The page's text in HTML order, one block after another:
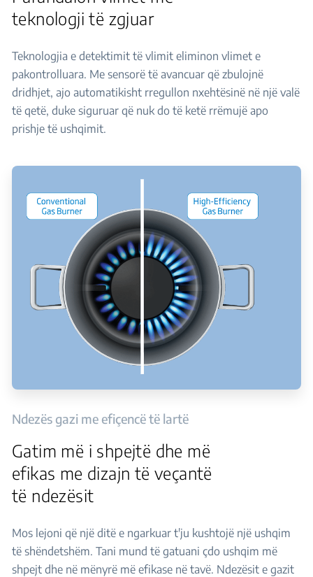
teknologji të zgjuar
Teknologjia e detektimit të vlimit eliminon vlimet e
pakontrolluara. Me sensorë të avancuar që zbulojnë
dridhjet, ajo automatikisht rregullon nxehtësinë në një valë
të qetë, duke siguruar që nuk do të ketë rrëmujë apo
prishje të ushqimit.
Ndezës gazi me efiçencë të lartë
Gatim më i shpejtë dhe më
efikas me dizajn të veçantë
të ndezësit
Mos lejoni që një ditë e ngarkuar t'ju kushtojë një ushqim
të shëndetshëm. Tani mund të gatuani çdo ushqim më
shpejt dhe në mënyrë më efikase në tavë. Ndezësit e gazit